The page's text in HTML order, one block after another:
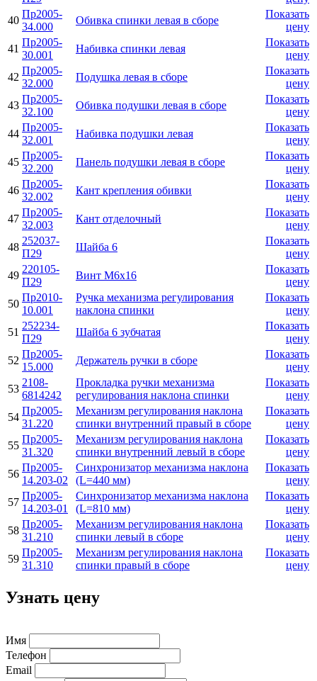
40
Пр2005-
34.000
Обивка спинки левая в сборе
Показать
цену
41
Пр2005-
30.001
Набивка спинки левая
Показать
цену
42
Пр2005-
32.000
Подушка левая в сборе
Показать
цену
43
Пр2005-
32.100
Обивка подушки левая в сборе
Показать
цену
44
Пр2005-
32.001
Набивка подушки левая
Показать
цену
45
Пр2005-
32.200
Панель подушки левая в сборе
Показать
цену
46
Пр2005-
32.002
Кант крепления обивки
Показать
цену
47
Пр2005-
32.003
Кант отделочный
Показать
цену
48
252037-
П29
Шайба 6
Показать
цену
49
220105-
П29
Винт М6х16
Показать
цену
50
Пр2010-
10.001
Ручка механизма регулирования
наклона спинки
Показать
цену
51
252234-
П29
Шайба 6 зубчатая
Показать
цену
52
Пр2005-
15.000
Держатель ручки в сборе
Показать
цену
53
2108-
6814242
Прокладка ручки механизма
регулирования наклона спинки
Показать
цену
54
Пр2005-
31.220
Механизм регулирования наклона
спинки внутренний правый в сборе
Показать
цену
55
Пр2005-
31.320
Механизм регулирования наклона
спинки внутренний левый в сборе
Показать
цену
56
Пр2005-
14.203-02
Синхронизатор механизма наклона
(L=440 мм)
Показать
цену
57
Пр2005-
14.203-01
Синхронизатор механизма наклона
(L=810 мм)
Показать
цену
58
Пр2005-
31.210
Механизм регулирования наклона
спинки левый в сборе
Показать
цену
59
Пр2005-
31.310
Механизм регулирования наклона
спинки правый в сборе
Показать
цену
Узнать цену
Имя
Телефон
Email